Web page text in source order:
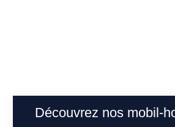
Découvrez nos mobil-